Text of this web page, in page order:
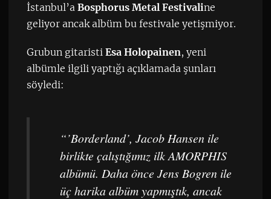
İstanbul’a Bosphorus Metal Festivaline
geliyor ancak albüm bu festivale yetişmiyor.
Grubun gitaristi Esa Holopainen, yeni
albümle ilgili yaptığı açıklamada şunları
söyledi:
“’Borderland’, Jacob Hansen ile
birlikte çalıştığımız ilk AMORPHIS
albümü. Daha önce Jens Bogren ile
üç harika albüm yapmıştık, ancak